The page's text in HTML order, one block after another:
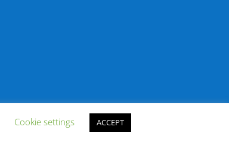
Cookie settings ACCEPT